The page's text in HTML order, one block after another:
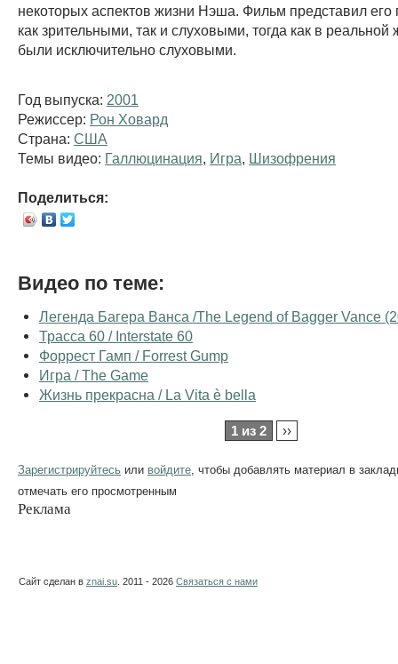
некоторых аспектов жизни Нэша. Фильм представил его
как зрительными, так и слуховыми, тогда как в реальной
были исключительно слуховыми.
Год выпуска: 2001
Режиссер: Рон Ховард
Страна: США
Темы видео: Галлюцинация Игра Шизофрения
Поделиться:
Видео по теме:
Легенда Багера Ванса /The Legend of Bagger Vance
Трасса 60 / Interstate 60
Форрест Гамп / Forrest Gump
Игра / The Game
Жизнь прекрасна / La Vita è bella
1 из 2 ››
Зарегистрируйтесь или войдите , чтобы добавлять материал в
отмечать его просмотренным
Реклама
Сайт сделан в znai.su . 2011 - 2026 Связаться с нами